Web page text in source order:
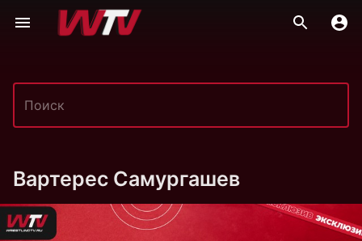
Вартерес Самургашев